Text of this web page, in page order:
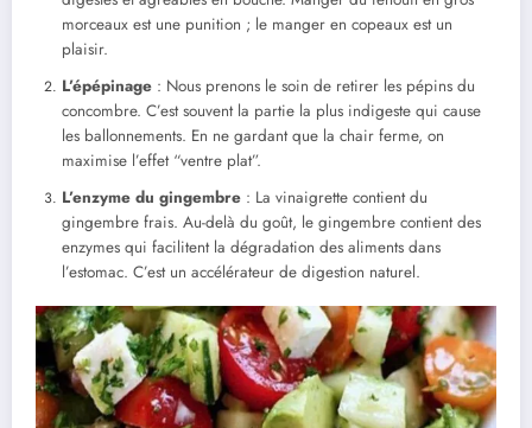
morceaux est une punition ; le manger en copeaux est un
plaisir.
L’épépinage : Nous prenons le soin de retirer les pépins du
concombre. C’est souvent la partie la plus indigeste qui cause
les ballonnements. En ne gardant que la chair ferme, on
maximise l’effet “ventre plat”.
L’enzyme du gingembre : La vinaigrette contient du
gingembre frais. Au-delà du goût, le gingembre contient des
enzymes qui facilitent la dégradation des aliments dans
l’estomac. C’est un accélérateur de digestion naturel.